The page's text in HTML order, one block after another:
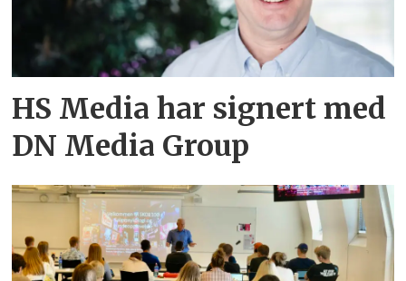
HS Media har signert med
DN Media Group